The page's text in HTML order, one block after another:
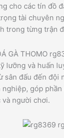
cho các tín đồ
tài chuyên
trong từng trận
GÀ THOMO
lưỡng và huấn
sân đấu đến đội
góp
và người chơi.